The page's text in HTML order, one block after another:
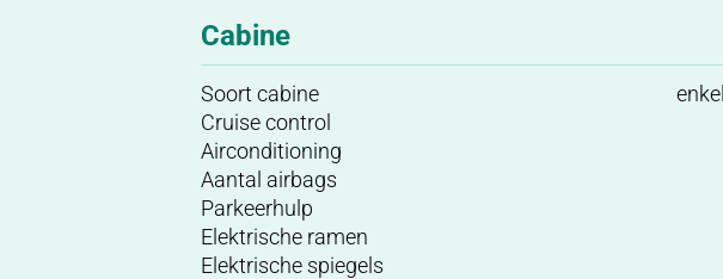
Cabine
Soort cabine
Cruise control
Airconditioning
Aantal airbags
Parkeerhulp
Elektrische ramen
Elektrische spiegels